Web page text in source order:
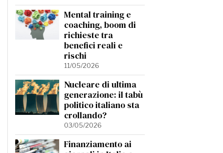
Mental training e
coaching, boom di
richieste tra
benefici reali e
rischi
11/05/2026
Nucleare di ultima
generazione: il tabù
politico italiano sta
crollando?
03/05/2026
Finanziamento ai